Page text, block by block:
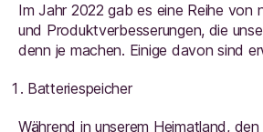
Im Jahr 2022 gab es eine Reihe von
und Produktverbesserungen, die
denn je machen. Einige davon sind
Batteriespeicher
Während in unserem Heimatland,